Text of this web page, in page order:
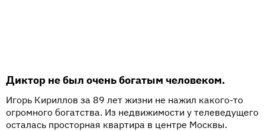
Диктор не был очень богатым человеком.
Игорь Кириллов за 89 лет жизни не нажил какого-то
огромного богатства. Из недвижимости у телеведущего
осталась просторная квартира в центре Москвы.